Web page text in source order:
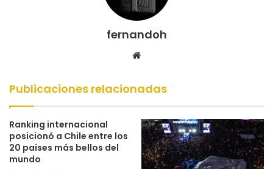
fernandoh
Sitio
Publicaciones relacionadas
Ranking internacional
posicionó a Chile entre los
20 países más bellos del
mundo